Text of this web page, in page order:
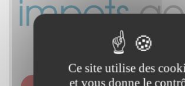
SERVICE DES IMPÔTS DES
Ce site utilise des
et vous donne le